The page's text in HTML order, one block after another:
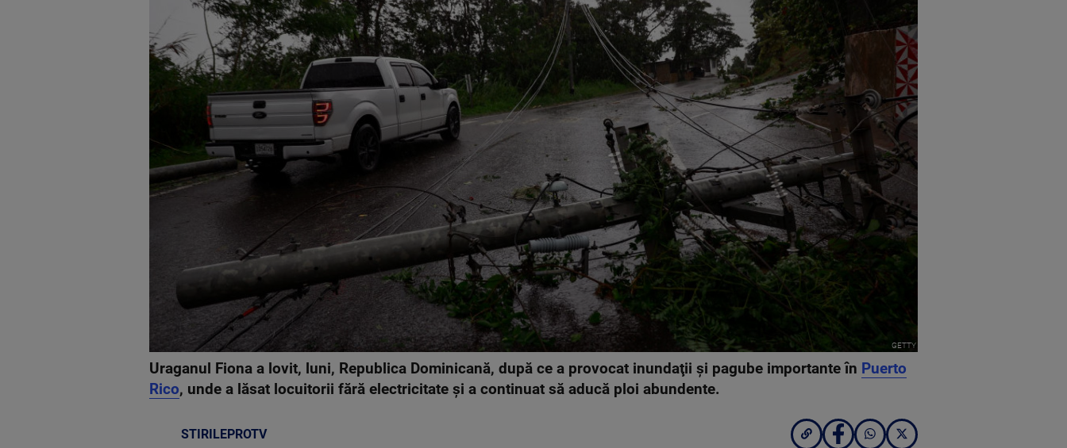
GETTY
Uraganul Fiona a lovit, luni, Republica Dominicană, după ce a provocat inundaţii şi pagube importante în Puerto
Rico, unde a lăsat locuitorii fără electricitate şi a continuat să aducă ploi abundente.
STIRILEPROTV